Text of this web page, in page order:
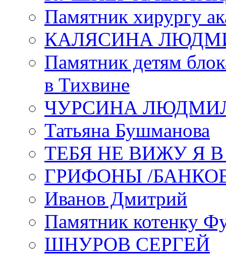
Памятник хирургу
КАЛЯСИНА
Памятник детям
в Тихвине
ЧУРСИНА
Татьяна Бушманова
ТЕБЯ НЕ ВИЖУ Я
ГРИФОНЫ /
Иванов Дмитрий
Памятник котенку
ШНУРОВ СЕРГЕЙ